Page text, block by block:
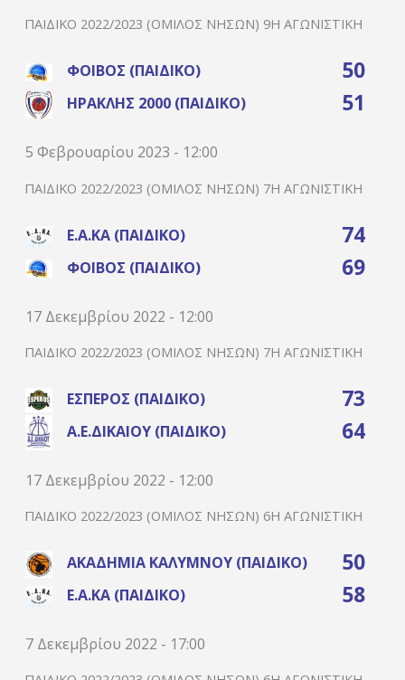
ΠΑΙΔΙΚΌ 2022/2023 (ΌΜΙΛΟΣ ΝΉΣΩΝ) 9Η ΑΓΩΝΙΣΤΙΚΉ
ΦΟΊΒΟΣ (ΠΑΙΔΙΚΌ) 50
ΗΡΑΚΛΉΣ 2000 (ΠΑΙΔΙΚΌ) 51
5 Φεβρουαρίου 2023 - 12:00
ΠΑΙΔΙΚΌ 2022/2023 (ΌΜΙΛΟΣ ΝΉΣΩΝ) 7Η ΑΓΩΝΙΣΤΙΚΉ
Ε.Α.ΚΑ (ΠΑΙΔΙΚΌ) 74
ΦΟΊΒΟΣ (ΠΑΙΔΙΚΌ) 69
17 Δεκεμβρίου 2022 - 12:00
ΠΑΙΔΙΚΌ 2022/2023 (ΌΜΙΛΟΣ ΝΉΣΩΝ) 7Η ΑΓΩΝΙΣΤΙΚΉ
ΈΣΠΕΡΟΣ (ΠΑΙΔΙΚΌ) 73
Α.Ε.ΔΙΚΑΊΟΥ (ΠΑΙΔΙΚΌ) 64
17 Δεκεμβρίου 2022 - 12:00
ΠΑΙΔΙΚΌ 2022/2023 (ΌΜΙΛΟΣ ΝΉΣΩΝ) 6Η ΑΓΩΝΙΣΤΙΚΉ
ΑΚΑΔΗΜΊΑ ΚΑΛΎΜΝΟΥ (ΠΑΙΔΙΚΌ) 50
Ε.Α.ΚΑ (ΠΑΙΔΙΚΌ) 58
7 Δεκεμβρίου 2022 - 17:00